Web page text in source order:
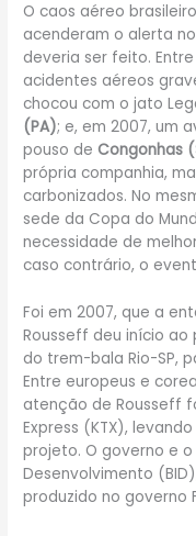
O caos aéreo
acenderam o alerta
deveria ser feito.
acidentes aéreos
chocou com o jato
(PA); e, em 2007, um
pouso de Congonhas
própria companhia,
carbonizados. No
sede da Copa do
necessidade de
caso contrário, o
Foi em 2007, que a
Rousseff deu início
do trem-bala Rio-SP,
Entre europeus e
atenção de Rousseff
Express (KTX),
projeto. O governo e
Desenvolvimento
produzido no governo